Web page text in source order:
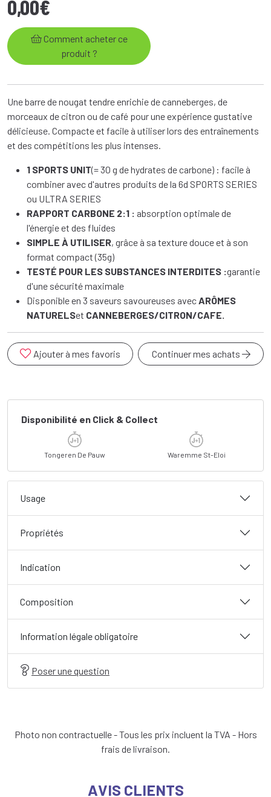
0,00€
Comment acheter ce
produit ?
Une barre de nougat tendre enrichie de canneberges, de
morceaux de citron ou de café pour une expérience gustative
délicieuse. Compacte et facile à utiliser lors des entraînements
et des compétitions les plus intenses.
1 SPORTS UNIT(= 30 g de hydrates de carbone) : facile à
combiner avec d'autres produits de la 6d SPORTS SERIES
ou ULTRA SERIES
RAPPORT CARBONE 2:1 : absorption optimale de
l'énergie et des fluides
SIMPLE À UTILISER, grâce à sa texture douce et à son
format compact (35g)
TESTÉ POUR LES SUBSTANCES INTERDITES :garantie
d'une sécurité maximale
Disponible en 3 saveurs savoureuses avecARÔMES
NATURELSet CANNEBERGES/CITRON/CAFE.
Ajouter à mes favoris Continuer mes achats
Disponibilité en Click & Collect
Tongeren De Pauw Waremme St-Eloi
Usage
Propriétés
Indication
Composition
Information légale obligatoire
Poser une question
Photo non contractuelle - Tous les prix incluent la TVA - Hors
frais de livraison.
AVIS CLIENTS